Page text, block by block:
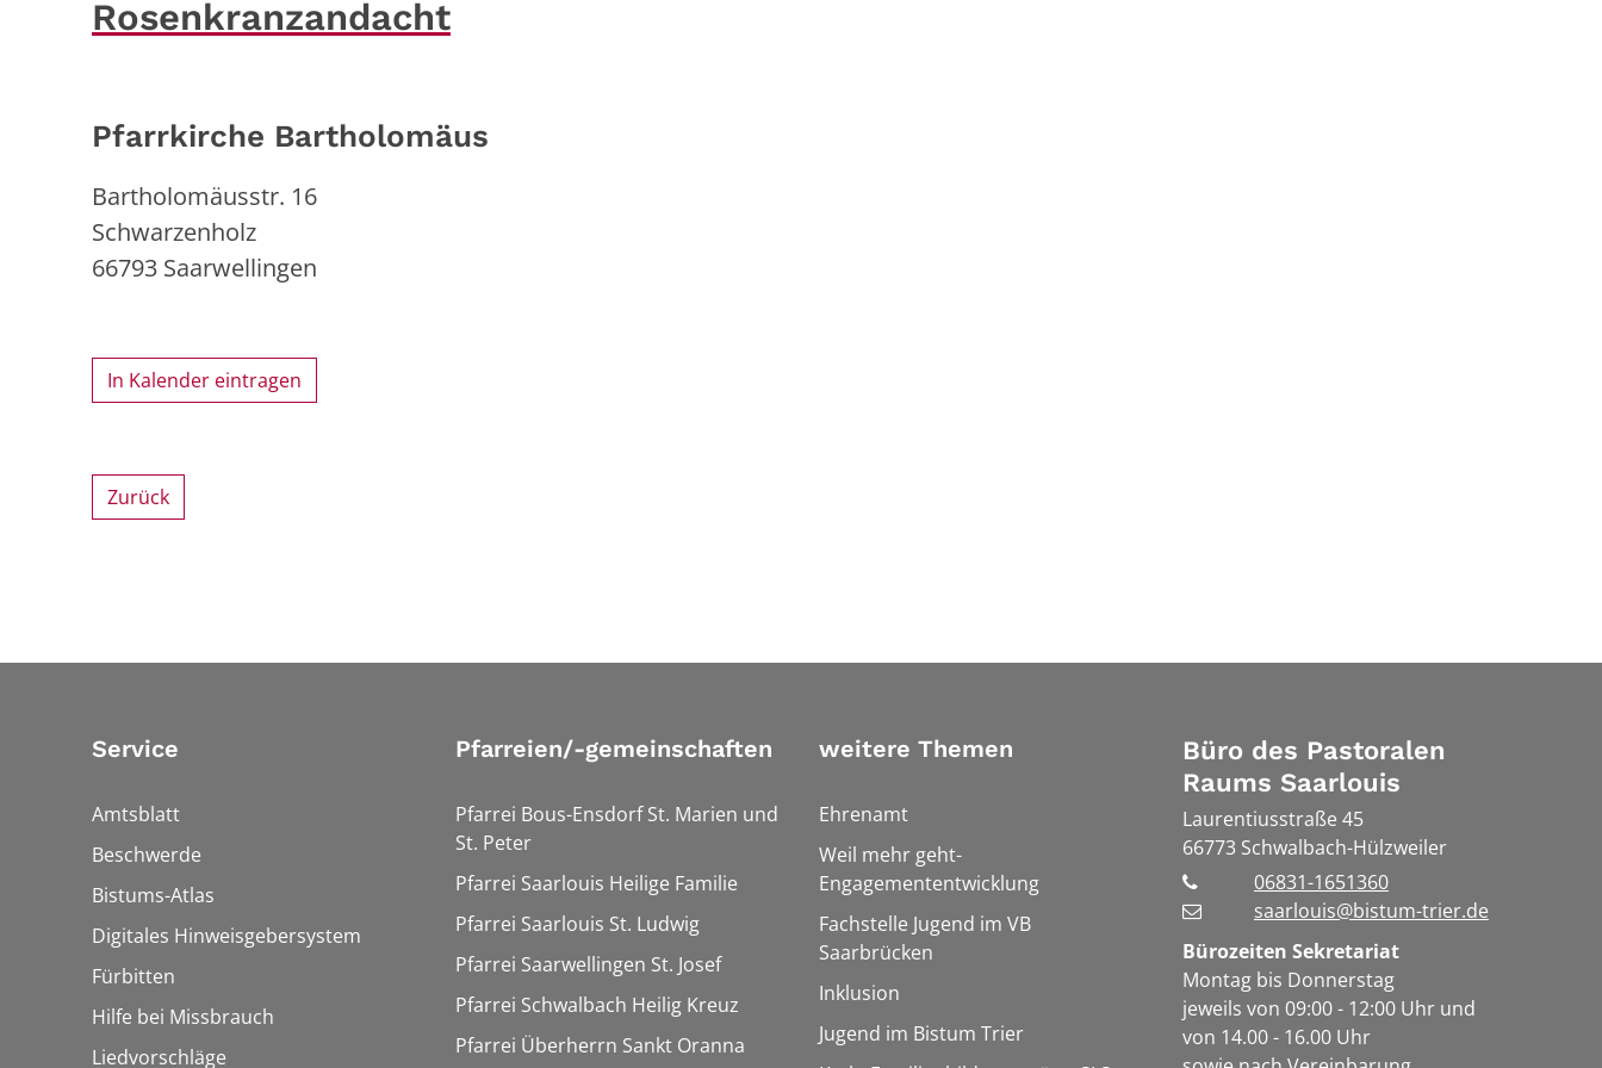
Rosenkranzandacht
Pfarrkirche Bartholomäus
Bartholomäusstr. 16
Schwarzenholz
66793 Saarwellingen
In Kalender eintragen
Zurück
Service
Amtsblatt
Beschwerde
Bistums-Atlas
Digitales Hinweisgebersystem
Fürbitten
Hilfe bei Missbrauch
Liedvorschläge
Pfarreien/-gemeinschaften
Pfarrei Bous-Ensdorf St. Marien und
St. Peter
Pfarrei Saarlouis Heilige Familie
Pfarrei Saarlouis St. Ludwig
Pfarrei Saarwellingen St. Josef
Pfarrei Schwalbach Heilig Kreuz
Pfarrei Überherrn Sankt Oranna
weitere Themen
Ehrenamt
Weil mehr geht-
Engagemententwicklung
Fachstelle Jugend im VB
Saarbrücken
Inklusion
Jugend im Bistum Trier
Büro des Pastoralen
Raums Saarlouis
Laurentiusstraße 45
66773 Schwalbach-Hülzweiler
06831-1651360
saarlouis@bistum-trier.de
Bürozeiten Sekretariat
Montag bis Donnerstag
jeweils von 09:00 - 12:00 Uhr und
von 14.00 - 16.00 Uhr